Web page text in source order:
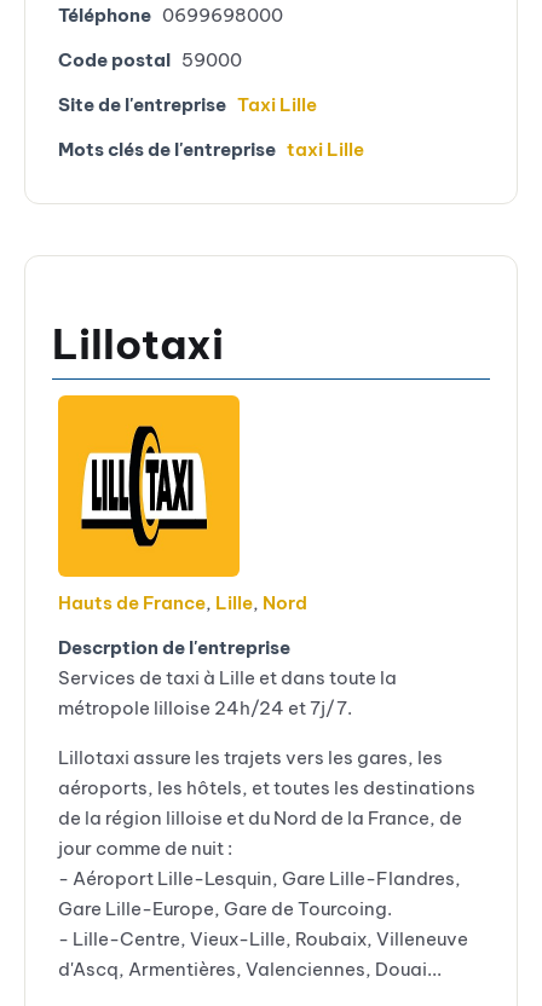
Téléphone 0699698000
Code postal 59000
Site de l'entreprise Taxi Lille
Mots clés de l'entreprise taxi Lille
Lillotaxi
Hauts de France, Lille, Nord
Descrption de l'entreprise
Services de taxi à Lille et dans toute la
métropole lilloise 24h/24 et 7j/7.
Lillotaxi assure les trajets vers les gares, les
aéroports, les hôtels, et toutes les destinations
de la région lilloise et du Nord de la France, de
jour comme de nuit :
- Aéroport Lille-Lesquin, Gare Lille-Flandres,
Gare Lille-Europe, Gare de Tourcoing.
- Lille-Centre, Vieux-Lille, Roubaix, Villeneuve
d'Ascq, Armentières, Valenciennes, Douai...